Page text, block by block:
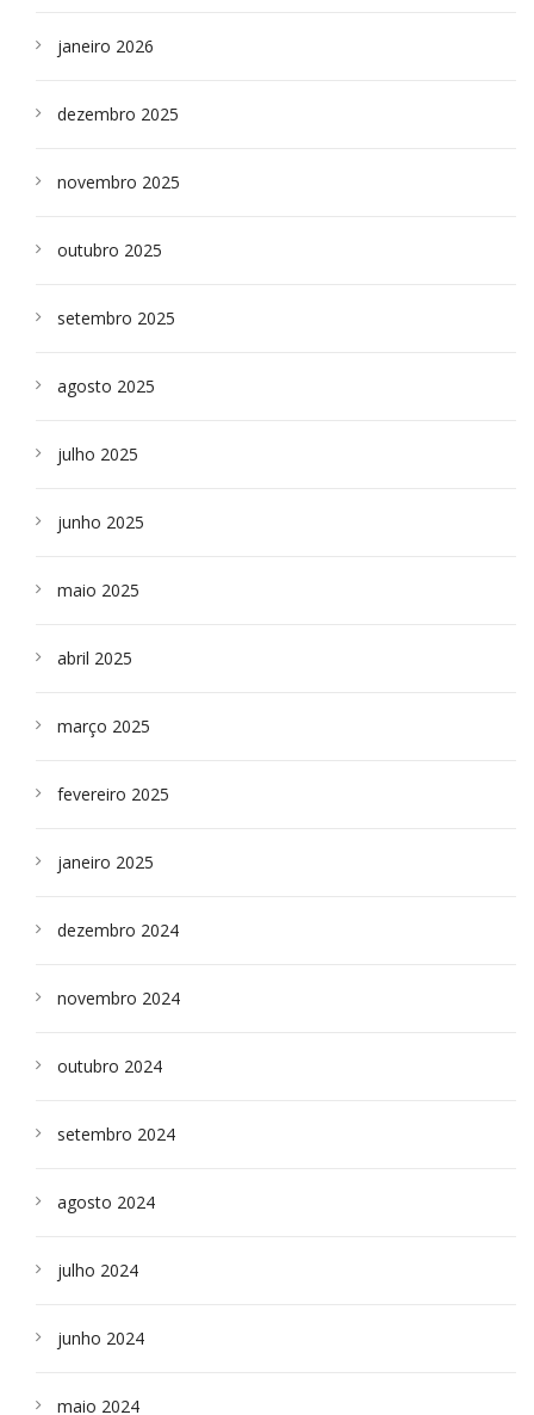
janeiro 2026
dezembro 2025
novembro 2025
outubro 2025
setembro 2025
agosto 2025
julho 2025
junho 2025
maio 2025
abril 2025
março 2025
fevereiro 2025
janeiro 2025
dezembro 2024
novembro 2024
outubro 2024
setembro 2024
agosto 2024
julho 2024
junho 2024
maio 2024